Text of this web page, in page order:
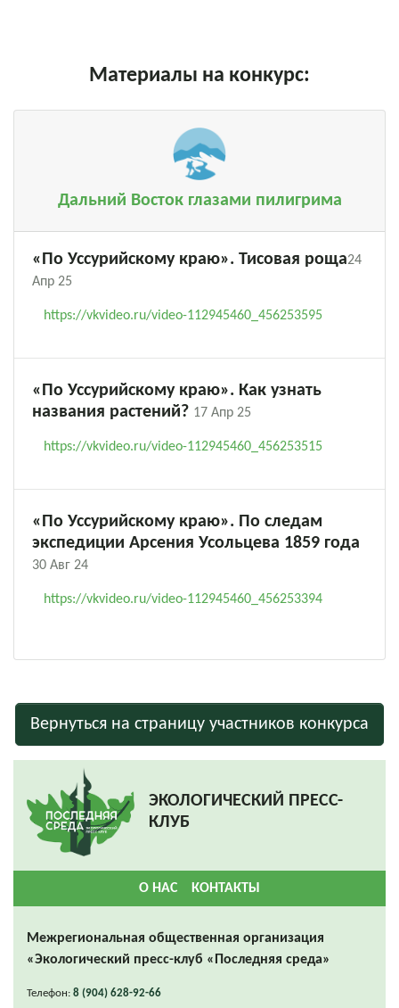
Материалы на конкурс:
Дальний Восток глазами пилигрима
«По Уссурийскому краю». Тисовая роща24
Апр 25
https://vkvideo.ru/video-112945460_456253595
«По Уссурийскому краю». Как узнать
названия растений? 17 Апр 25
https://vkvideo.ru/video-112945460_456253515
«По Уссурийскому краю». По следам
экспедиции Арсения Усольцева 1859 года
30 Авг 24
https://vkvideo.ru/video-112945460_456253394
Вернуться на страницу участников конкурса
ЭКОЛОГИЧЕСКИЙ ПРЕСС-
КЛУБ
О НАС КОНТАКТЫ
Межрегиональная общественная организация
«Экологический пресс-клуб «Последняя среда»
Телефон: 8 (904) 628-92-66